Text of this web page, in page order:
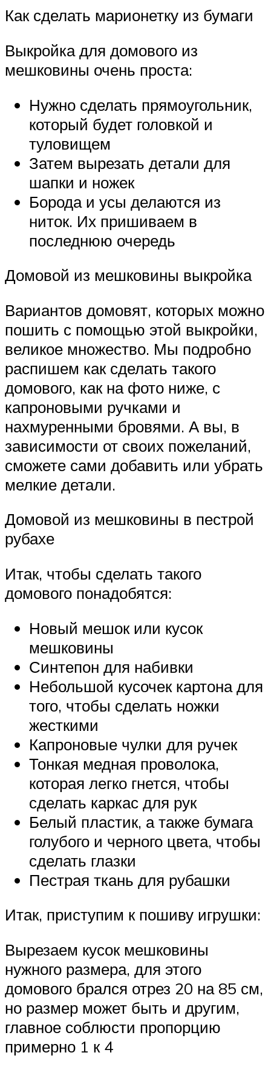
Как сделать марионетку из бумаги
Выкройка для домового из
мешковины очень проста:
Нужно сделать прямоугольник,
который будет головкой и
туловищем
Затем вырезать детали для
шапки и ножек
Борода и усы делаются из
ниток. Их пришиваем в
последнюю очередь
Домовой из мешковины выкройка
Вариантов домовят, которых можно
пошить с помощью этой выкройки,
великое множество. Мы подробно
распишем как сделать такого
домового, как на фото ниже, с
капроновыми ручками и
нахмуренными бровями. А вы, в
зависимости от своих пожеланий,
сможете сами добавить или убрать
мелкие детали.
Домовой из мешковины в пестрой
рубахе
Итак, чтобы сделать такого
домового понадобятся:
Новый мешок или кусок
мешковины
Синтепон для набивки
Небольшой кусочек картона для
того, чтобы сделать ножки
жесткими
Капроновые чулки для ручек
Тонкая медная проволока,
которая легко гнется, чтобы
сделать каркас для рук
Белый пластик, а также бумага
голубого и черного цвета, чтобы
сделать глазки
Пестрая ткань для рубашки
Итак, приступим к пошиву игрушки:
Вырезаем кусок мешковины
нужного размера, для этого
домового брался отрез 20 на 85 см,
но размер может быть и другим,
главное соблюсти пропорцию
примерно 1 к 4